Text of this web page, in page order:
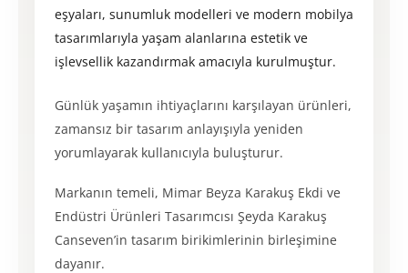
eşyaları, sunumluk modelleri ve modern mobilya
tasarımlarıyla yaşam alanlarına estetik ve
işlevsellik kazandırmak amacıyla kurulmuştur.
Günlük yaşamın ihtiyaçlarını karşılayan ürünleri,
zamansız bir tasarım anlayışıyla yeniden
yorumlayarak kullanıcıyla buluşturur.
Markanın temeli, Mimar Beyza Karakuş Ekdi ve
Endüstri Ürünleri Tasarımcısı Şeyda Karakuş
Canseven’in tasarım birikimlerinin birleşimine
dayanır.